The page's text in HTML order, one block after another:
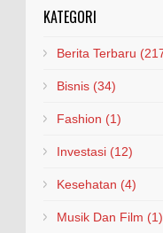
KATEGORI
Berita Terbaru
Bisnis (34)
Fashion (1)
Investasi (12)
Kesehatan (4)
Musik Dan Film (1)